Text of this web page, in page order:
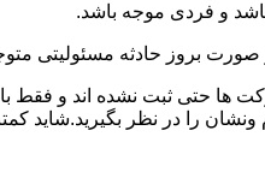
و فردی موجه باشد.
بروز حادثه مسئولیتی
ها حتی ثبت نشده اند و فقط
را در نظر بگیرید.شاید